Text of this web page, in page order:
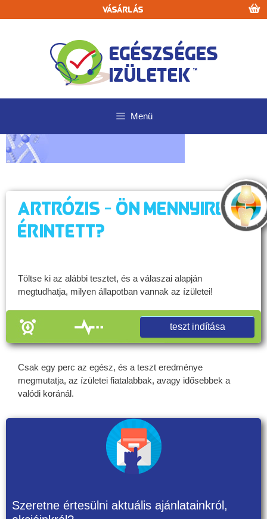
a
Vásárlás
Menü
Artrózis - Ön mennyire
érintett?
Töltse ki az alábbi tesztet, és a válaszai alapján
megtudhatja, milyen állapotban vannak az ízületei!
teszt indítása
Csak egy perc az egész, és a teszt eredménye
megmutatja, az ízületei fiatalabbak, avagy idősebbek a
valódi koránál.
Szeretne értesülni aktuális ajánlatainkról,